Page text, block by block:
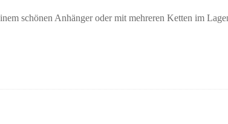
schönen Anhänger oder mit mehreren Ketten im